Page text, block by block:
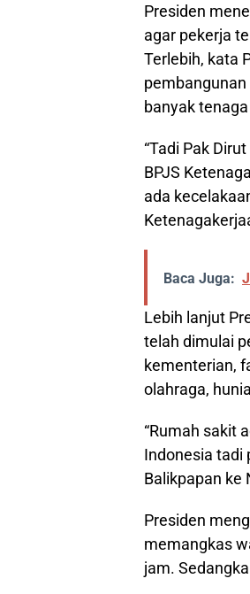
Presiden
agar pekerja
Terlebih, kata
banyak
“Tadi Pak
BPJS
ada
Baca Juga:
Lebih lanjut
telah dimulai
kementerian,
olahraga,
“Rumah sakit
Indonesia tadi
Balikpapan ke
Presiden
memangkas
jam.